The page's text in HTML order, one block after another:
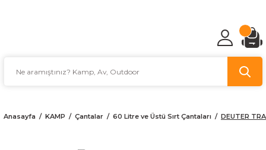
Anasayfa KAMP Çantalar 60 Litre ve Üstü Sırt Çantaları DEUTER